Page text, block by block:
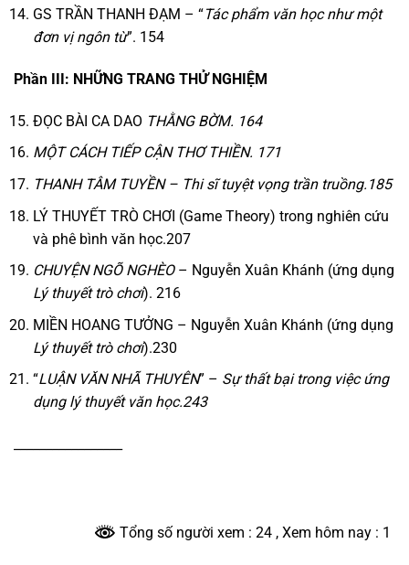
GS TRẦN THANH ĐẠM – “Tác phẩm văn học như một
đơn vị ngôn từ”. 154
Phần III: NHỮNG TRANG THỬ NGHIỆM
ĐỌC BÀI CA DAO THẰNG BỜM. 164
MỘT CÁCH TIẾP CẬN THƠ THIỀN. 171
THANH TÂM TUYỀN – Thi sĩ tuyệt vọng trần truồng.185
LÝ THUYẾT TRÒ CHƠI (Game Theory) trong nghiên cứu
và phê bình văn học.207
CHUYỆN NGÕ NGHÈO– Nguyễn Xuân Khánh (ứng dụng
Lý thuyết trò chơi). 216
MIỀN HOANG TƯỞNG – Nguyễn Xuân Khánh (ứng dụng
Lý thuyết trò chơi).230
“LUẬN VĂN NHÃ THUYÊN” – Sự thất bại trong việc ứng
dụng lý thuyết văn học.243
Tổng số người xem : 24 , Xem hôm nay : 1